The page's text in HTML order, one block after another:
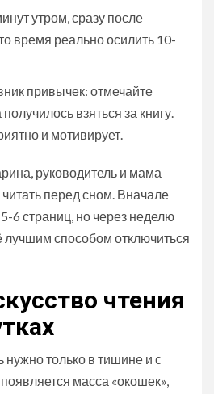
утром, сразу после
время реально осилить 10-
привычек: отмечайте
взяться за книгу.
и мотивирует.
руководитель и мама
перед сном. Вначале
6 страниц, но через неделю
лучшим способом отключиться
чтения
нужно только в тишине и с
масса «окошек»,